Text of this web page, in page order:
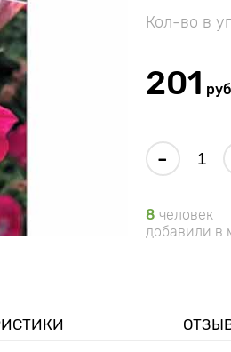
Кол-во в
201 руб
-
8 человек
добавили в